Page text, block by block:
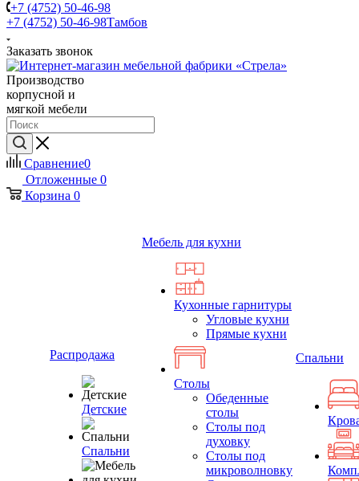
+7 (4752) 50-46-98
+7 (4752) 50-46-98Тамбов
Заказать звонок
Производство
корпусной и
мягкой мебели
Сравнение0
Отложенные 0
Корзина 0
Распродажа
Детские
Спальни
Мебель для кухни
Кухонные гарнитуры
Угловые кухни
Прямые кухни
Столы
Обеденные
столы
Столы под
духовку
Столы под
микроволновку
Спальни